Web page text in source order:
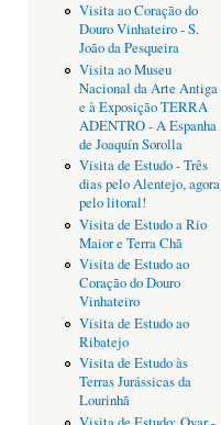
Visita ao Coração do
Douro Vinhateiro - S.
João da Pesqueira
Visita ao Museu
Nacional da Arte Antiga
e à Exposição TERRA
ADENTRO - A Espanha
de Joaquín Sorolla
Visita de Estudo - Três
dias pelo Alentejo, agora
pelo litoral!
Visita de Estudo a Rio
Maior e Terra Chã
Visita de Estudo ao
Coração do Douro
Vinhateiro
Visita de Estudo ao
Ribatejo
Visita de Estudo às
Terras Jurássicas da
Lourinhã